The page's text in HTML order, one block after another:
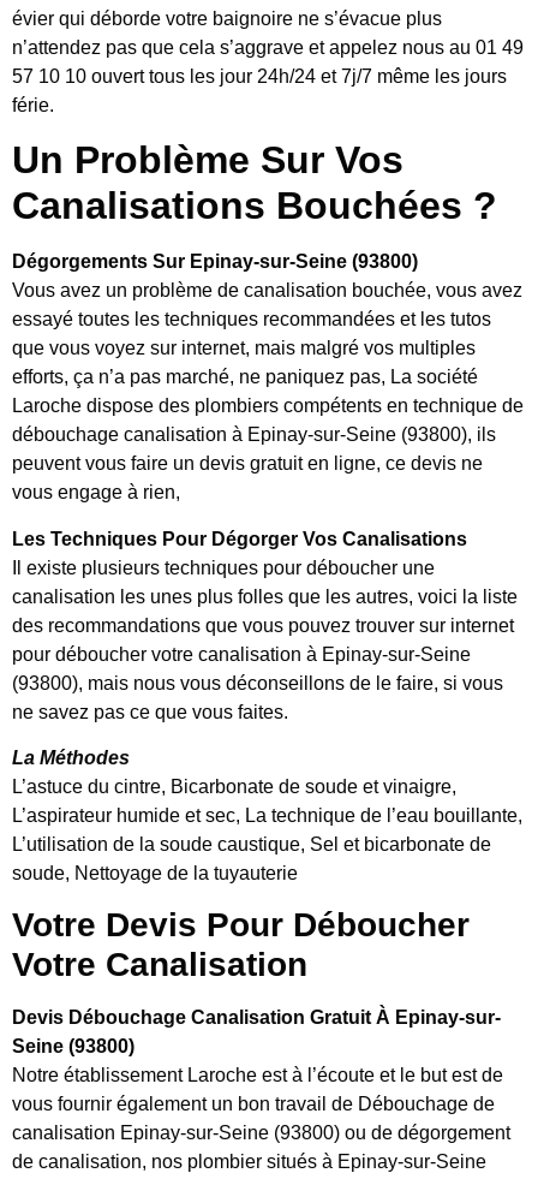
évier qui déborde votre baignoire ne s’évacue plus
n’attendez pas que cela s’aggrave et appelez nous au 01 49
57 10 10 ouvert tous les jour 24h/24 et 7j/7 même les jours
férie.
Un Problème Sur Vos
Canalisations Bouchées ?
Dégorgements Sur Epinay-sur-Seine (93800)
Vous avez un problème de canalisation bouchée, vous avez
essayé toutes les techniques recommandées et les tutos
que vous voyez sur internet, mais malgré vos multiples
efforts, ça n’a pas marché, ne paniquez pas, La société
Laroche dispose des plombiers compétents en technique de
débouchage canalisation à Epinay-sur-Seine (93800), ils
peuvent vous faire un devis gratuit en ligne, ce devis ne
vous engage à rien,
Les Techniques Pour Dégorger Vos Canalisations
Il existe plusieurs techniques pour déboucher une
canalisation les unes plus folles que les autres, voici la liste
des recommandations que vous pouvez trouver sur internet
pour déboucher votre canalisation à Epinay-sur-Seine
(93800), mais nous vous déconseillons de le faire, si vous
ne savez pas ce que vous faites.
La Méthodes
L’astuce du cintre, Bicarbonate de soude et vinaigre,
L’aspirateur humide et sec, La technique de l’eau bouillante,
L’utilisation de la soude caustique, Sel et bicarbonate de
soude, Nettoyage de la tuyauterie
Votre Devis Pour Déboucher
Votre Canalisation
Devis Débouchage Canalisation Gratuit À Epinay-sur-
Seine (93800)
Notre établissement Laroche est à l’écoute et le but est de
vous fournir également un bon travail de Débouchage de
canalisation Epinay-sur-Seine (93800) ou de dégorgement
de canalisation, nos plombier situés à Epinay-sur-Seine